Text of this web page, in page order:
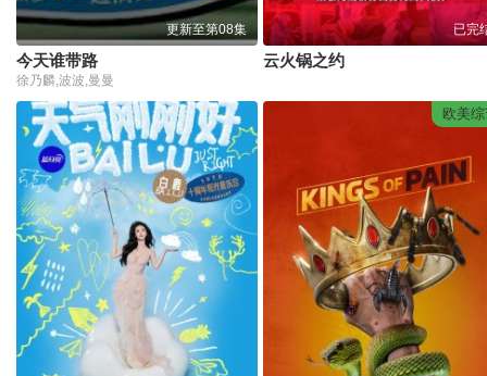
更新至第08集
今天谁带路
徐乃麟,波波,曼曼
已完
云火锅之约
欧美